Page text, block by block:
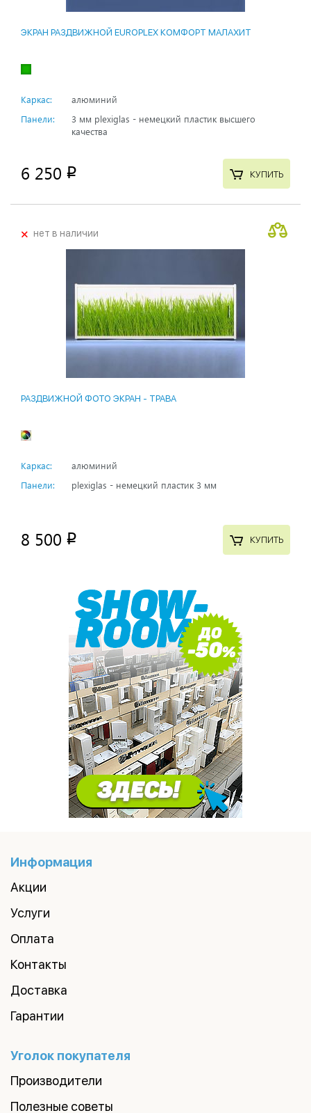
ЭКРАН РАЗДВИЖНОЙ EUROPLEX КОМФОРТ МАЛАХИТ
Каркас:
алюминий
Панели:
3 мм plexiglas - немецкий пластик высшего
качества
6 250 p КУПИТЬ
+нет в наличии
РАЗДВИЖНОЙ ФОТО ЭКРАН - ТРАВА
Каркас:
алюминий
Панели:
plexiglas - немецкий пластик 3 мм
8 500 p КУПИТЬ
Информация
Акции
Услуги
Оплата
Контакты
Доставка
Гарантии
Уголок покупателя
Производители
Полезные советы